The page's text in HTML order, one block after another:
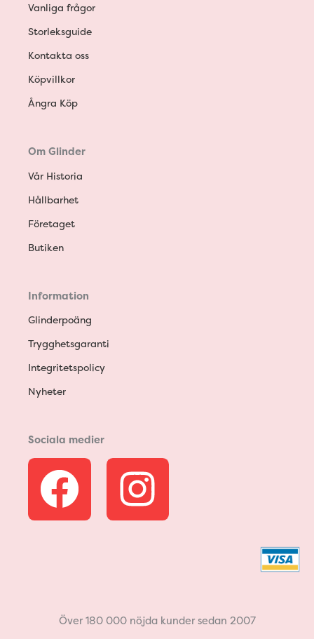
Vanliga frågor
Storleksguide
Kontakta oss
Köpvillkor
Ångra Köp
Om Glinder
Vår Historia
Hållbarhet
Företaget
Butiken
Information
Glinderpoäng
Trygghetsgaranti
Integritetspolicy
Nyheter
Sociala medier
F
a
b
I
n
a
Över 180 000 nöjda kunder sedan 2007